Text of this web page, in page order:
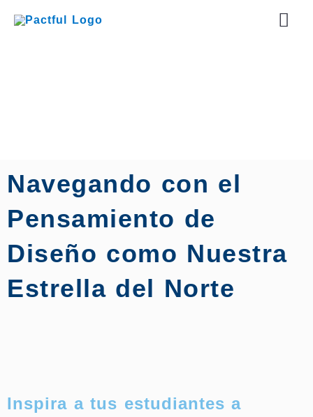
Navegando con el
Pensamiento de
Diseño como Nuestra
Estrella del Norte
Inspira a tus estudiantes a